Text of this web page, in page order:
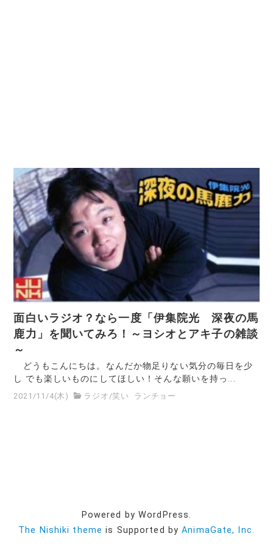
面白いラジオ？なら一度「伊集院光 深夜の馬
鹿力」を聞いてみろ！～ヨシオとアキ子の雑談
～
どうもこんにちは。なんだか物足りない気分の毎日を少
し でも楽しいものにしてほしい！そんな願いを持っ...
2021/11/4(木) ラジオ /笑い ランチョー
Powered by WordPress.
The Nishiki theme is Supported byAnimaGate, Inc.